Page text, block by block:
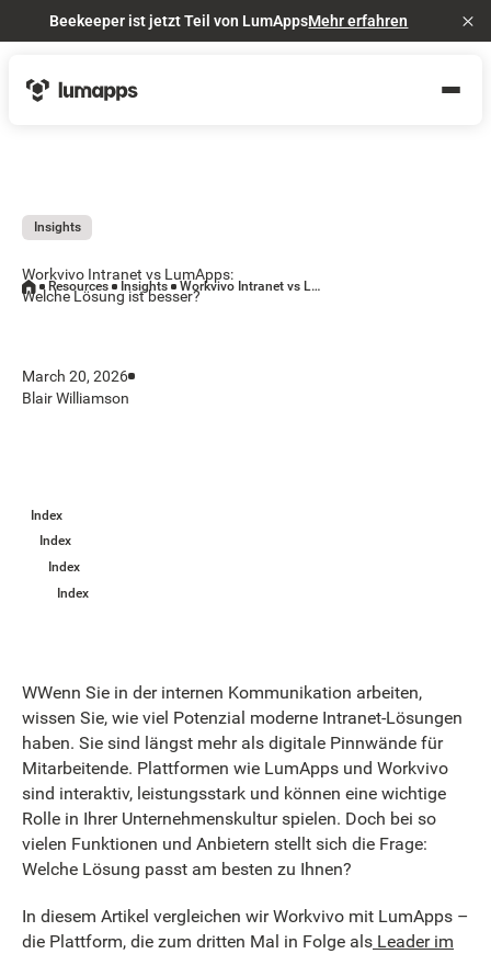
Beekeeper ist jetzt Teil von LumAppsMehr erfahren
Insights
Workvivo Intranet vs LumApps:
Welche Lösung ist besser?
March 20, 2026
Blair Williamson
Resources Insights Workvivo Intranet vs LumApps: Welche Lösung ist besser?
Index
Index
Index
Index
WWenn Sie in der internen Kommunikation arbeiten,
wissen Sie, wie viel Potenzial moderne Intranet-Lösungen
haben. Sie sind längst mehr als digitale Pinnwände für
Mitarbeitende. Plattformen wie LumApps und Workvivo
sind interaktiv, leistungsstark und können eine wichtige
Rolle in Ihrer Unternehmenskultur spielen. Doch bei so
vielen Funktionen und Anbietern stellt sich die Frage:
Welche Lösung passt am besten zu Ihnen?
In diesem Artikel vergleichen wir Workvivo mit LumApps –
die Plattform, die zum dritten Mal in Folge als Leader im